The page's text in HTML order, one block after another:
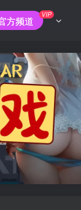
方频道
VIP